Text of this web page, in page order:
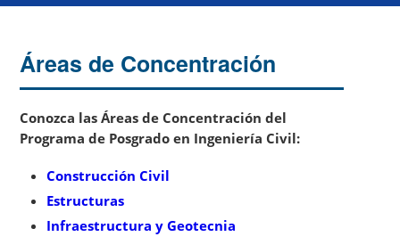
Áreas de Concentración
Conozca las Áreas de Concentración del
Programa de Posgrado en Ingeniería Civil:
Construcción Civil
Estructuras
Infraestructura y Geotecnia